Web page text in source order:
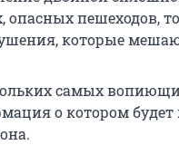
опасных пешеходов,
которые
самых
о котором